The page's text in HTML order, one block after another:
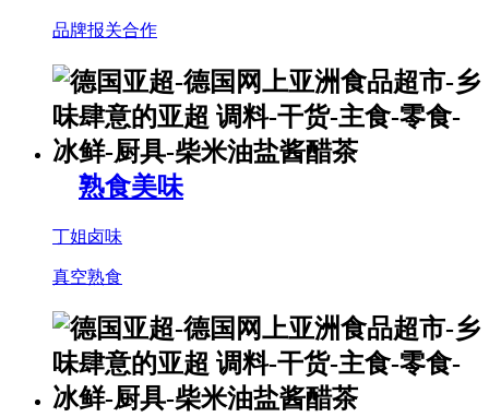
品牌报关合作
熟食美味
丁姐卤味
真空熟食